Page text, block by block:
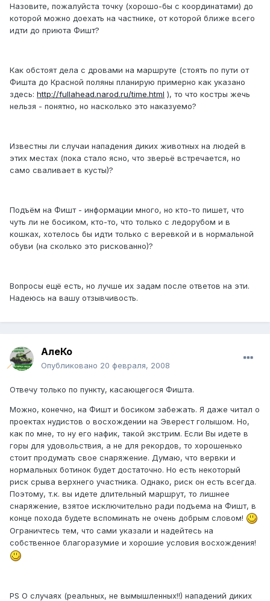
Назовите, пожалуйста точку (хорошо-бы с координатами) до
которой можно доехать на частнике, от которой ближе всего
идти до приюта Фишт?
Как обстоят дела с дровами на маршруте (стоять по пути от
Фишта до Красной поляны планирую примерно как указано
здесь: http://fullahead.narod.ru/time.html ), то что костры жечь
нельзя - понятно, но насколько это наказуемо?
Известны ли случаи нападения диких животных на людей в
этих местах (пока стало ясно, что зверьё встречается, но
само сваливает в кусты)?
Подъём на Фишт - информации много, но кто-то пишет, что
чуть ли не босиком, кто-то, что только с ледорубом и в
кошках, хотелось бы идти только с веревкой и в нормальной
обуви (на сколько это рискованно)?
Вопросы ещё есть, но лучше их задам после ответов на эти.
Надеюсь на вашу отзывчивость.
АлеКо
Опубликовано 20 февраля, 2008
Отвечу только по пункту, касающегося Фишта.
Можно, конечно, на Фишт и босиком забежать. Я даже читал о
проектах нудистов о восхождении на Эверест голышом. Но,
как по мне, то ну его нафик, такой экстрим. Если Вы идете в
горы для удовольствия, а не для рекордов, то хорошенько
стоит продумать свое снаряжение. Думаю, что вервки и
нормальных ботинок будет достаточно. Но есть некоторый
риск срыва верхнего участника. Однако, риск он есть всегда.
Поэтому, т.к. вы идете длительный маршрут, то лишнее
снаряжение, взятое исключительно ради подъема на Фишт, в
конце похода будете вспоминать не очень добрым словом!
Ограничтесь тем, что сами указали и надейтесь на
собственное благоразумие и хорошие условия восхождения!
PS О случаях (реальных, не вымышленных!!) нападений диких